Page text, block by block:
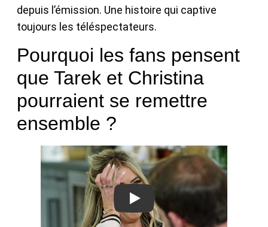
depuis l’émission. Une histoire qui captive
toujours les téléspectateurs.
Pourquoi les fans pensent
que Tarek et Christina
pourraient se remettre
ensemble ?
Play